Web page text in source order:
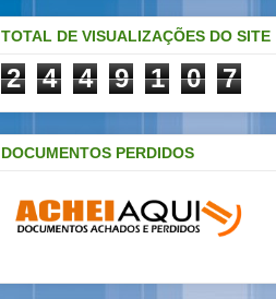
TOTAL DE VISUALIZAÇÕES DO SITE
2 4 4 9 1 0 7
DOCUMENTOS PERDIDOS